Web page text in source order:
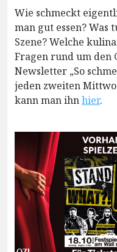
Wie schmeckt
man gut essen? Was
Szene? Welche
Fragen rund um den
Newsletter „So
jeden zweiten
kann man ihnhier.